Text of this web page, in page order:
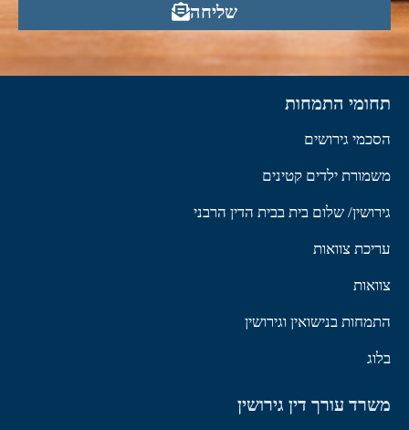
שליחה
תחומי התמחות
הסכמי גירושים
משמורת ילדים קטינים
גירושין/ שלום בית בבית הדין הרבני
עריכת צוואות
צוואות
התמחות בנישואין וגירושין
בלוג
משרד עורך דין גירושין